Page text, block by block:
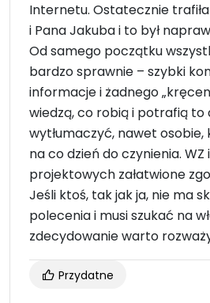
Internetu. Ostatecznie
i Pana Jakuba i to był
Od samego początku
bardzo sprawnie – szybki
informacje i żadnego
wiedzą, co robią i potrafią to
wytłumaczyć, nawet
na co dzień do czynienia.
projektowych załatwione
Jeśli ktoś, tak jak ja, nie ma
polecenia i musi szukać na
zdecydowanie warto
Przydatne